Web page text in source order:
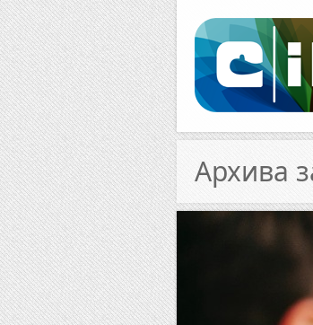
Facebook
RSS
Архива